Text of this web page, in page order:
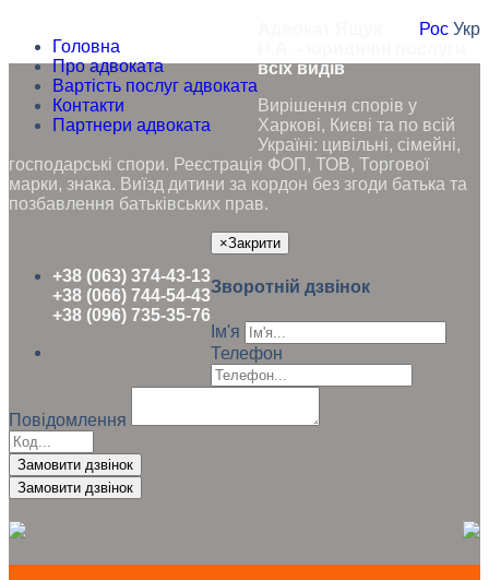
Головна
Про адвоката
Вартість послуг адвоката
Контакти
Партнери адвоката
Рос Укр
всіх видів
Вирішення спорів у
Харкові, Києві та по всій
Україні: цивільні, сімейні,
господарські спори. Реєстрація ФОП, ТОВ, Торгової
марки, знака. Виїзд дитини за кордон без згоди батька та
позбавлення батьківських прав.
+38 (063) 374-43-13
+38 (066) 744-54-43
+38 (096) 735-35-76
×Закрити
Зворотній дзвінок
Ім'я
Телефон
Повідомлення
Замовити дзвінок